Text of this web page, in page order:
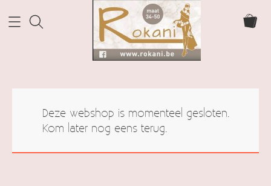
Webshop
Deze webshop is momenteel gesloten.
Kom later nog eens terug.